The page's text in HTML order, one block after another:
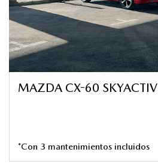
MAZDA CX-60 SKYACTIV
*Con 3 mantenimientos incluidos